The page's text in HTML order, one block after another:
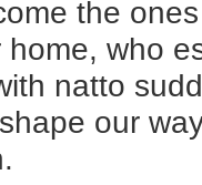
the
who
natto
our